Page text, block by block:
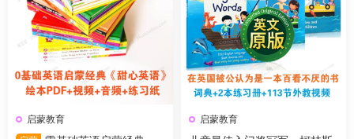
启蒙教育
启蒙教育